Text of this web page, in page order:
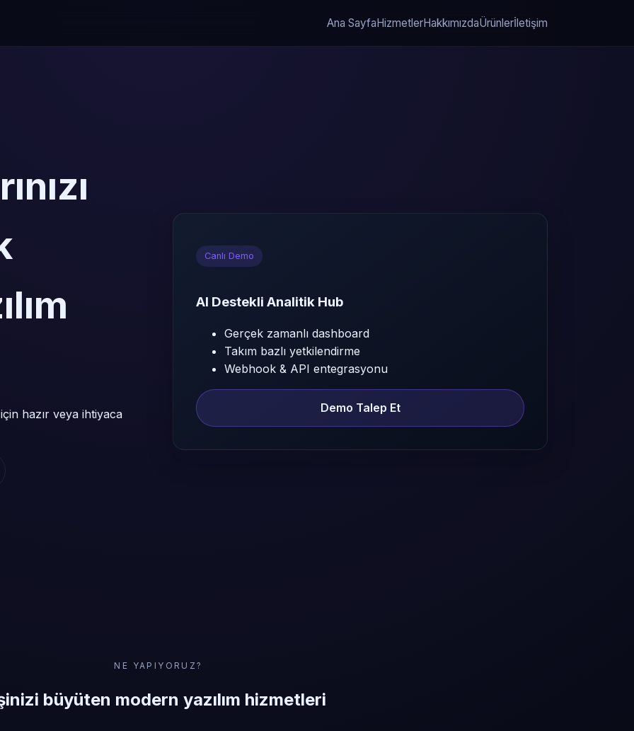
Ana SayfaHizmetlerHakkımızdaÜrünlerİletişim
hazır veya ihtiyaca
Canlı Demo
AI Destekli Analitik Hub
Gerçek zamanlı dashboard
Takım bazlı yetkilendirme
Webhook & API entegrasyonu
Demo Talep Et
NE YAPIYORUZ?
büyüten modern yazılım hizmetleri